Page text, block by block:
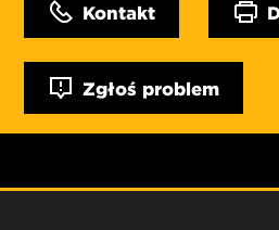
Kontakt
Zgłoś problem